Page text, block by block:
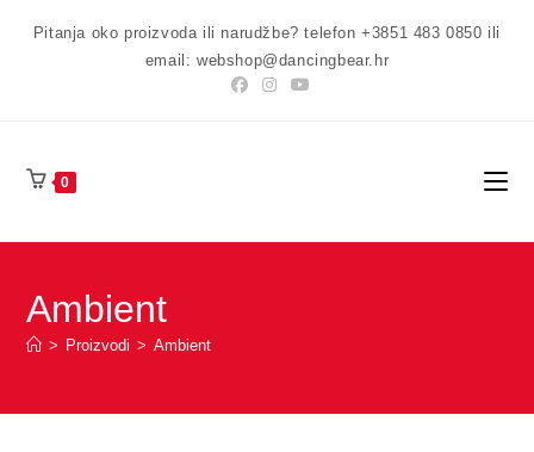
Pitanja oko proizvoda ili narudžbe? telefon +3851 483 0850 ili
email: webshop@dancingbear.hr
0
Ambient
> Proizvodi > Ambient